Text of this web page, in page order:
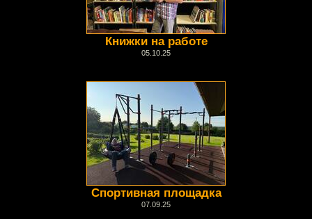
Книжки на работе
05.10.25
Спортивная площадка
07.09.25